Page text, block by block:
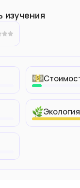
Экология